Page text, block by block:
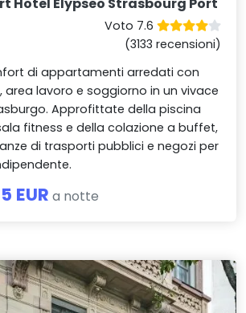
Voto 7.6
(3133 recensioni)
di appartamenti arredati con
lavoro e soggiorno in un vivace
Approfittate della piscina
fitness e della colazione a buffet,
di trasporti pubblici e negozi per
EUR a notte